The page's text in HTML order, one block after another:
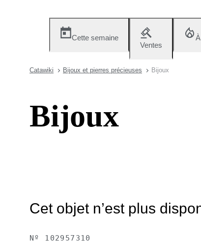
Cette semaine
Ventes
Catawiki Bijoux et pierres précieuses Bijoux
Bijoux
Cet objet n’est plus
Nº 102957310